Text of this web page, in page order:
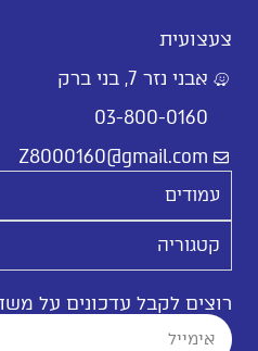
צעצועית
אבני נזר 7, בני ברק
03-800-0160
Z8000160@gmail.com
עמודים
קטגוריה
רוצים לקבל עדכונים על